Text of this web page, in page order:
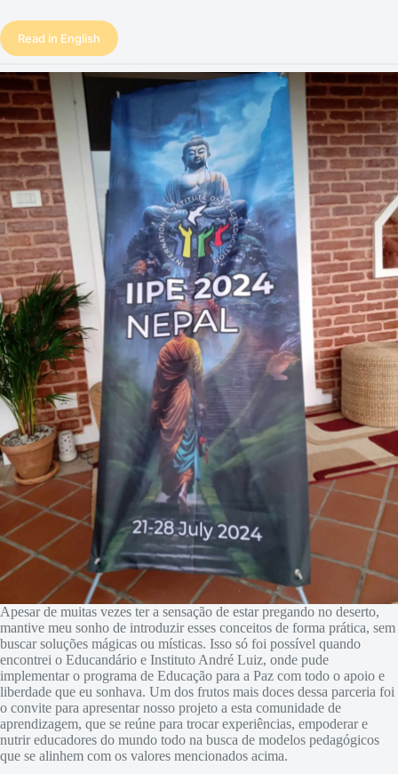
Read in English
Apesar de muitas vezes ter a sensação de estar pregando no deserto,
mantive meu sonho de introduzir esses conceitos de forma prática, sem
buscar soluções mágicas ou místicas. Isso só foi possível quando
encontrei o Educandário e Instituto André Luiz, onde pude
implementar o programa de Educação para a Paz com todo o apoio e
liberdade que eu sonhava. Um dos frutos mais doces dessa parceria foi
o convite para apresentar nosso projeto a esta comunidade de
aprendizagem, que se reúne para trocar experiências, empoderar e
nutrir educadores do mundo todo na busca de modelos pedagógicos
que se alinhem com os valores mencionados acima.